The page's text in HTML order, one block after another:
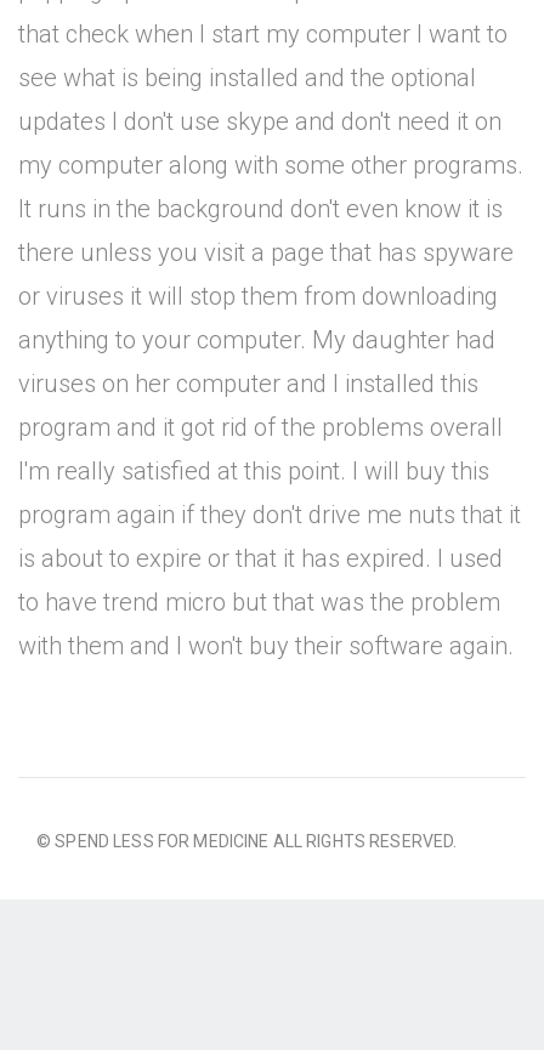
that check when I start my computer I want to
see what is being installed and the optional
updates I don't use skype and don't need it on
my computer along with some other programs.
It runs in the background don't even know it is
there unless you visit a page that has spyware
or viruses it will stop them from downloading
anything to your computer. My daughter had
viruses on her computer and I installed this
program and it got rid of the problems overall
I'm really satisfied at this point. I will buy this
program again if they don't drive me nuts that it
is about to expire or that it has expired. I used
to have trend micro but that was the problem
with them and I won't buy their software again.
© SPEND LESS FOR MEDICINE ALL RIGHTS RESERVED.